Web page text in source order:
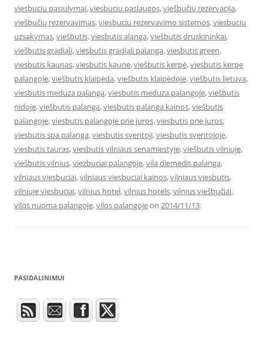
viesbuciu pasiulymai,viesbuciu paslaugos,viešbučių rezervacija,
viešbučių rezervavimas,viesbuciu rezervavimo sistemos,viesbuciu
uzsakymas,viešbutis,viesbutis alanga,viešbutis druskininkai,
viešbutis gradiali,viesbutis gradiali palanga,viesbutis green,
viesbutis kaunas,viesbutis kaune,viešbutis kerpė,viesbutis kerpe
palangoje,viešbutis klaipėda,viešbutis klaipėdoje,viešbutis lietuva,
viesbutis meduza palanga,viesbutis meduza palangoje,viešbutis
nidoje,viešbutis palanga,viesbutis palanga kainos,viešbutis
palangoje,viesbutis palangoje prie juros,viesbutis prie juros,
viesbutis spa palanga,viesbutis sventoji,viesbutis sventojoje,
viesbutis tauras,viesbutis vilniaus senamiestyje,viešbutis vilniuje,
viešbutis vilnius,viezbuciai palangoje,vila diemedis palanga,
vilniaus viesbuciai,vilniaus viesbuciai kainos,vilniaus viesbutis,
vilniuje viesbuciai,vilnius hotel,vilnius hotels,vilnius viešbučiai,
vilos nuoma palangoje,vilos palangojeon 2014/11/13.
PASIDALINIMUI